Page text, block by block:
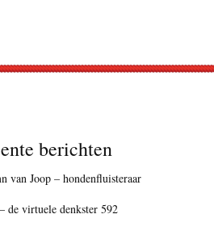
berichten
van Joop – hondenfluisteraar
de virtuele denkster 592